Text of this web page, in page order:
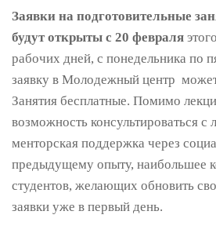
Заявки на подготовительные
будут открыты с 20 февраля
рабочих дней, с понедельника по
заявку в Молодежный центр
Занятия бесплатные. Помимо
возможность консультироваться с
менторская поддержка через
предыдущему опыту, наибольшее
студентов, желающих обновить
заявки уже в первый день.